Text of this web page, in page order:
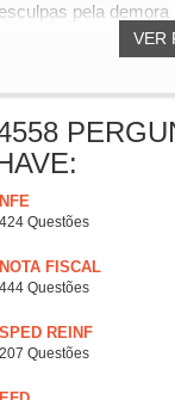
VER
pela
NFE
424 Questões
NOTA FISCAL
444 Questões
SPED REINF
207 Questões